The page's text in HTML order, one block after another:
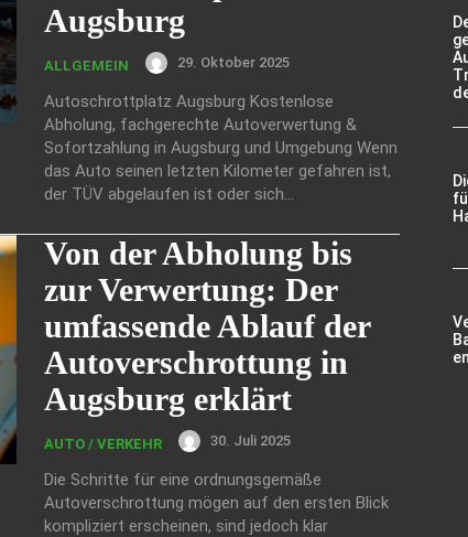
Augsburg
ALLGEMEIN 29. Oktober 2025
Autoschrottplatz Augsburg Kostenlose
Abholung, fachgerechte Autoverwertung &
Sofortzahlung in Augsburg und Umgebung Wenn
das Auto seinen letzten Kilometer gefahren ist,
der TÜV abgelaufen ist oder sich...
Von der Abholung bis
zur Verwertung: Der
umfassende Ablauf der
Autoverschrottung in
Augsburg erklärt
AUTO / VERKEHR 30. Juli 2025
Die Schritte für eine ordnungsgemäße
Autoverschrottung mögen auf den ersten Blick
kompliziert erscheinen, sind jedoch klar